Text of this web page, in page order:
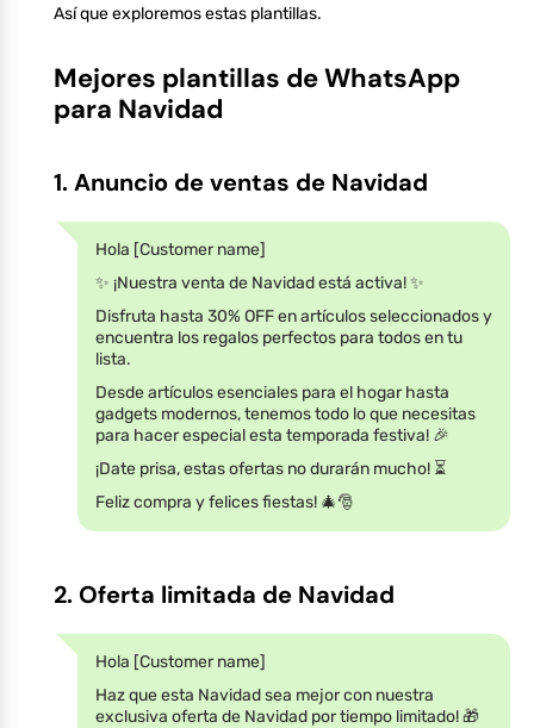
Así que exploremos estas plantillas.
Mejores plantillas de WhatsApp
para Navidad
1. Anuncio de ventas de Navidad
Hola [Customer name]
✨ ¡Nuestra venta de Navidad está activa! ✨
Disfruta hasta 30% OFF en artículos seleccionados y
encuentra los regalos perfectos para todos en tu
lista.
Desde artículos esenciales para el hogar hasta
gadgets modernos, tenemos todo lo que necesitas
para hacer especial esta temporada festiva! 🎉
¡Date prisa, estas ofertas no durarán mucho! ⏳
Feliz compra y felices fiestas! 🎄🎅
2. Oferta limitada de Navidad
Hola [Customer name]
Haz que esta Navidad sea mejor con nuestra
exclusiva oferta de Navidad por tiempo limitado! 🎁